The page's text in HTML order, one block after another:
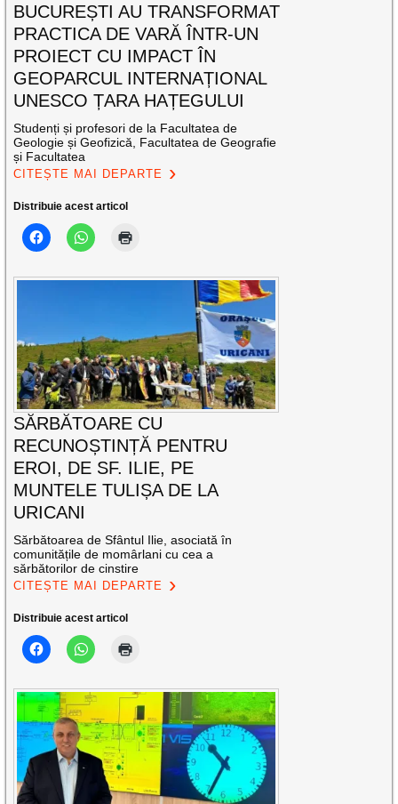
BUCUREȘTI AU TRANSFORMAT
PRACTICA DE VARĂ ÎNTR-UN
PROIECT CU IMPACT ÎN
GEOPARCUL INTERNAȚIONAL
UNESCO ȚARA HAȚEGULUI
Studenți și profesori de la Facultatea de
Geologie și Geofizică, Facultatea de Geografie
și Facultatea
CITEȘTE MAI DEPARTE
Distribuie acest articol
SĂRBĂTOARE CU
RECUNOȘTINȚĂ PENTRU
EROI, DE SF. ILIE, PE
MUNTELE TULIȘA DE LA
URICANI
Sărbătoarea de Sfântul Ilie, asociată în
comunitățile de momârlani cu cea a
sărbătorilor de cinstire
CITEȘTE MAI DEPARTE
Distribuie acest articol